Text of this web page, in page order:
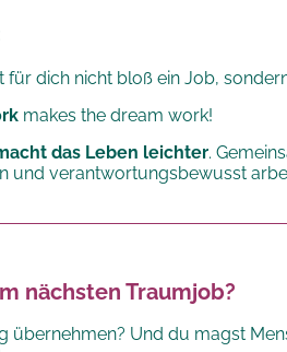
für dich nicht bloß ein Job,
makes the dream work!
das Leben leichter.
und verantwortungsbewusst
nächsten Traumjob?
übernehmen? Und du magst